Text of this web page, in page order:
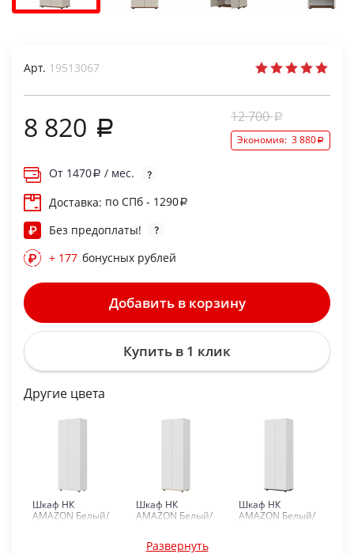
Арт. 19513067
8 820 12 700
Экономия: 3 880
От 1470
/ мес.
Доставка: по СПб - 1290
Без предоплаты!
+ 177 бонусных рублей
Добавить в корзину
Купить в 1 клик
Другие цвета
Шкаф НК
AMAZON Белый/
Шкаф НК
AMAZON Белый/
Шкаф НК
AMAZON Белый/
Развернуть